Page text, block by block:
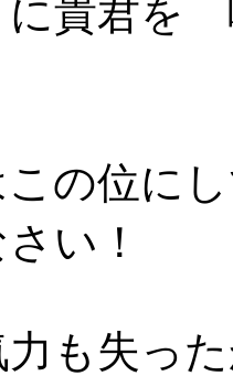
に貴君
の位に
い！
も失っ